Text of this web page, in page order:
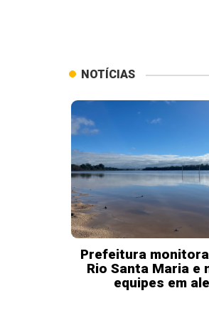
NOTÍCIAS
Prefeitura
Rio Santa Maria e
equipes em